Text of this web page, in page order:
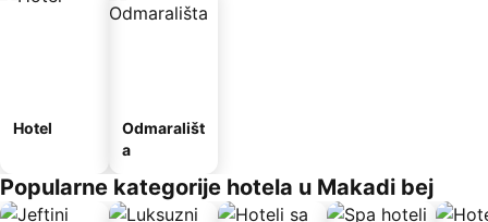
Hotel
Odmarališt
a
Popularne kategorije hotela u Makadi bej